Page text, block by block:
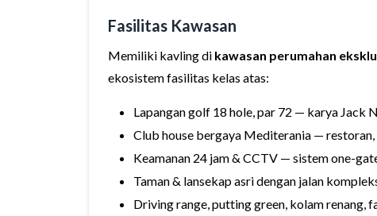
Fasilitas Kawasan
Memiliki kavling di kawasan perumahan
ekosistem fasilitas kelas atas:
Lapangan golf 18 hole, par 72 — karya Jack
Club house bergaya Mediterania — restoran,
Keamanan 24 jam & CCTV — sistem one-
Taman & lansekap asri dengan jalan
Driving range, putting green, kolam renang,